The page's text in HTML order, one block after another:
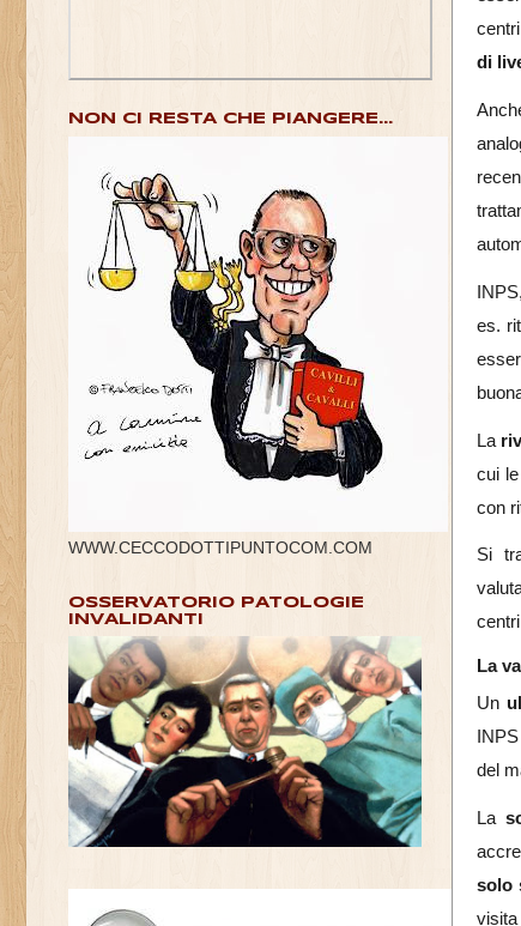
di
es.
La
cui
con
Si
La
Un
del
La
solo
visita
NON CI RESTA CHE PIANGERE...
WWW.CECCODOTTIPUNTOCOM.COM
OSSERVATORIO PATOLOGIE
INVALIDANTI